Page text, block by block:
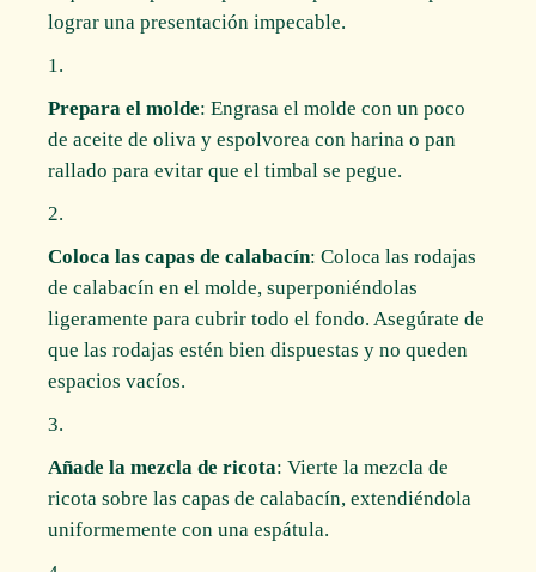
lograr una presentación impecable.
Prepara el molde: Engrasa el molde con un poco
de aceite de oliva y espolvorea con harina o pan
rallado para evitar que el timbal se pegue.
Coloca las capas de calabacín: Coloca las rodajas
de calabacín en el molde, superponiéndolas
ligeramente para cubrir todo el fondo. Asegúrate de
que las rodajas estén bien dispuestas y no queden
espacios vacíos.
Añade la mezcla de ricota: Vierte la mezcla de
ricota sobre las capas de calabacín, extendiéndola
uniformemente con una espátula.